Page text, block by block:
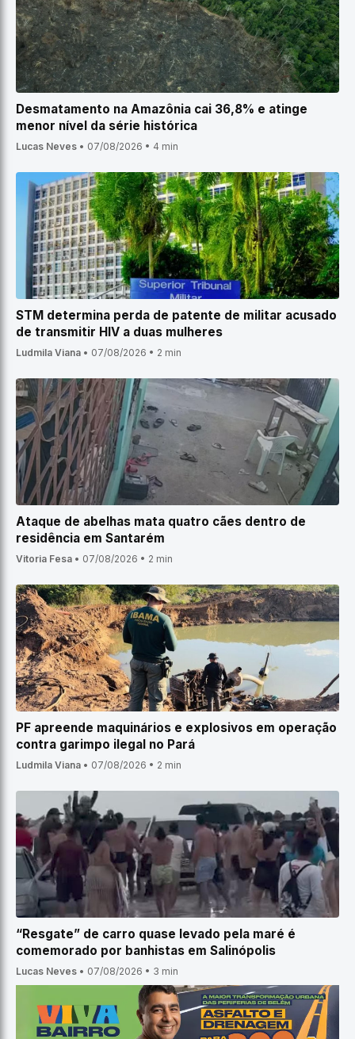
Desmatamento na Amazônia cai 36,8% e atinge
menor nível da série histórica
Lucas Neves • 07/08/2026 • 4 min
STM determina perda de patente de militar acusado
de transmitir HIV a duas mulheres
Ludmila Viana • 07/08/2026 • 2 min
Ataque de abelhas mata quatro cães dentro de
residência em Santarém
Vitoria Fesa • 07/08/2026 • 2 min
PF apreende maquinários e explosivos em operação
contra garimpo ilegal no Pará
Ludmila Viana • 07/08/2026 • 2 min
“Resgate” de carro quase levado pela maré é
comemorado por banhistas em Salinópolis
Lucas Neves • 07/08/2026 • 3 min